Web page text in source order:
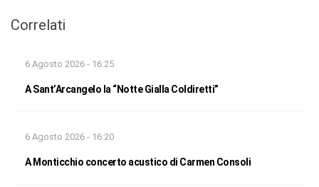
Correlati
6 Agosto 2026 - 16:25
A Sant’Arcangelo la “Notte Gialla Coldiretti”
6 Agosto 2026 - 16:20
A Monticchio concerto acustico di Carmen Consoli